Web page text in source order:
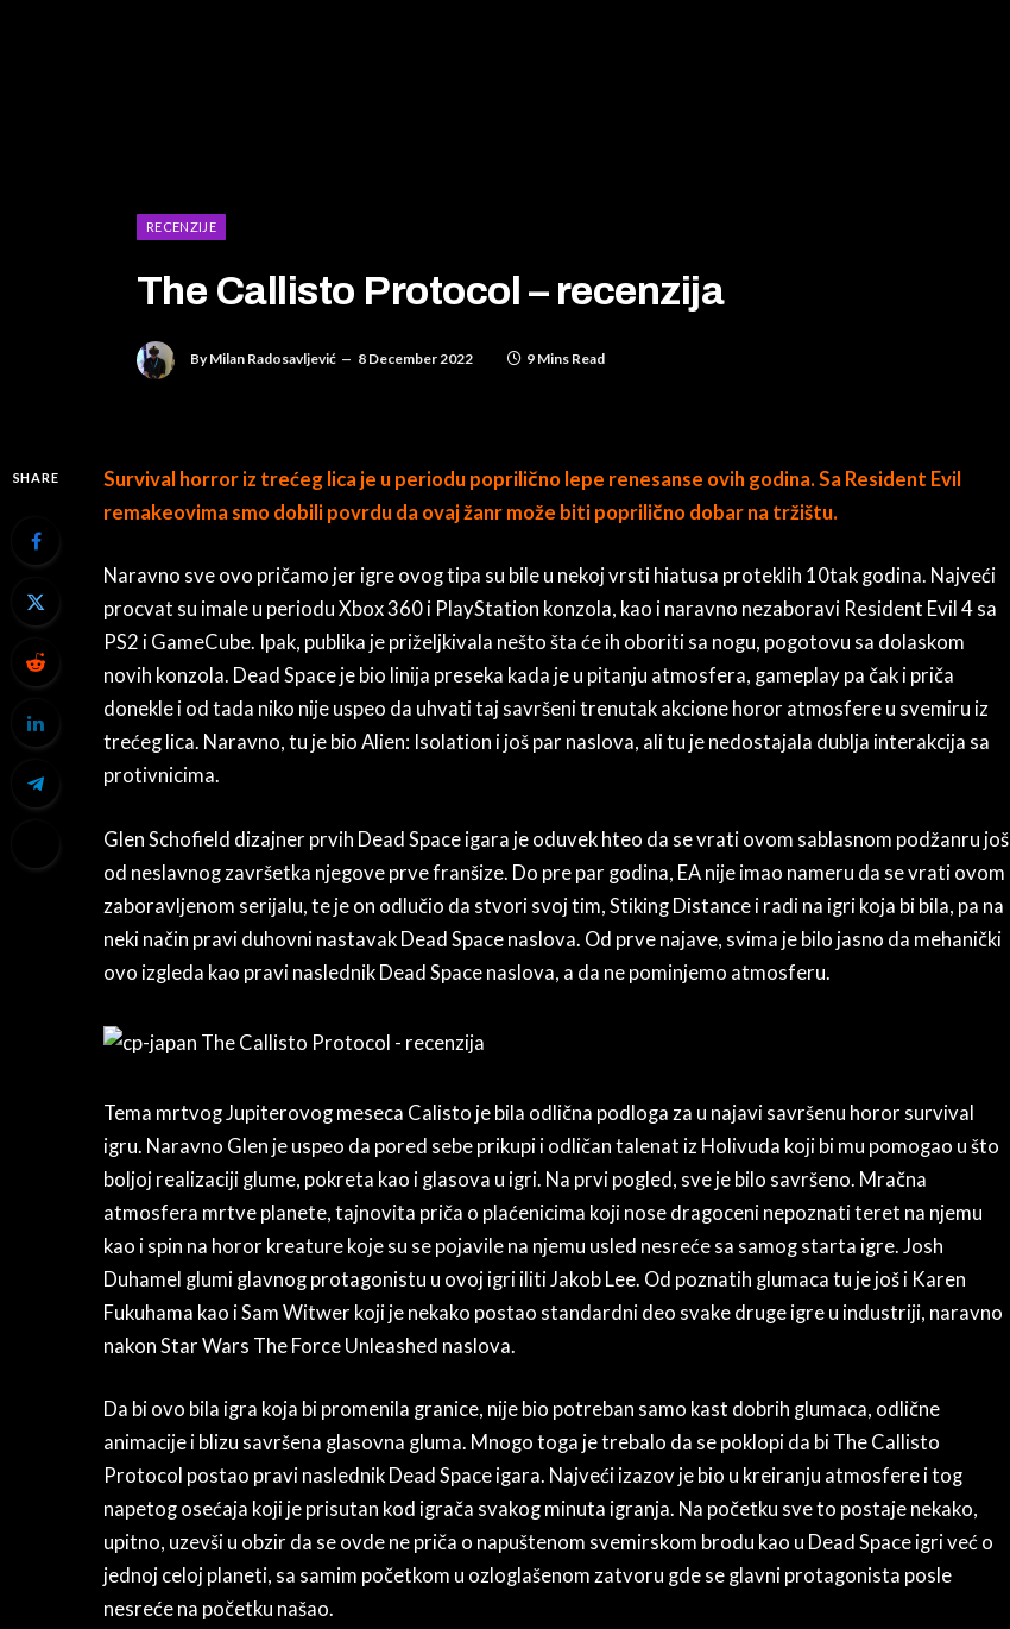
RECENZIJE
The Callisto Protocol – recenzija
By Milan Radosavljević 8 December 2022 9 Mins Read
SHARE
Survival horror iz trećeg lica je u periodu poprilično lepe renesanse ovih godina. Sa Resident Evil
remakeovima smo dobili povrdu da ovaj žanr može biti poprilično dobar na tržištu.
Naravno sve ovo pričamo jer igre ovog tipa su bile u nekoj vrsti hiatusa proteklih 10tak godina. Najveći
procvat su imale u periodu Xbox 360 i PlayStation konzola, kao i naravno nezaboravi Resident Evil 4 sa
PS2 i GameCube. Ipak, publika je priželjkivala nešto šta će ih oboriti sa nogu, pogotovu sa dolaskom
novih konzola. Dead Space je bio linija preseka kada je u pitanju atmosfera, gameplay pa čak i priča
donekle i od tada niko nije uspeo da uhvati taj savršeni trenutak akcione horor atmosfere u svemiru iz
trećeg lica. Naravno, tu je bio Alien: Isolation i još par naslova, ali tu je nedostajala dublja interakcija sa
protivnicima.
Glen Schofield dizajner prvih Dead Space igara je oduvek hteo da se vrati ovom sablasnom podžanru još
od neslavnog završetka njegove prve franšize. Do pre par godina, EA nije imao nameru da se vrati ovom
zaboravljenom serijalu, te je on odlučio da stvori svoj tim, Stiking Distance i radi na igri koja bi bila, pa na
neki način pravi duhovni nastavak Dead Space naslova. Od prve najave, svima je bilo jasno da mehanički
ovo izgleda kao pravi naslednik Dead Space naslova, a da ne pominjemo atmosferu.
Tema mrtvog Jupiterovog meseca Calisto je bila odlična podloga za u najavi savršenu horor survival
igru. Naravno Glen je uspeo da pored sebe prikupi i odličan talenat iz Holivuda koji bi mu pomogao u što
boljoj realizaciji glume, pokreta kao i glasova u igri. Na prvi pogled, sve je bilo savršeno. Mračna
atmosfera mrtve planete, tajnovita priča o plaćenicima koji nose dragoceni nepoznati teret na njemu
kao i spin na horor kreature koje su se pojavile na njemu usled nesreće sa samog starta igre. Josh
Duhamel glumi glavnog protagonistu u ovoj igri iliti Jakob Lee. Od poznatih glumaca tu je još i Karen
Fukuhama kao i Sam Witwer koji je nekako postao standardni deo svake druge igre u industriji, naravno
nakon Star Wars The Force Unleashed naslova.
Da bi ovo bila igra koja bi promenila granice, nije bio potreban samo kast dobrih glumaca, odlične
animacije i blizu savršena glasovna gluma. Mnogo toga je trebalo da se poklopi da bi The Callisto
Protocol postao pravi naslednik Dead Space igara. Najveći izazov je bio u kreiranju atmosfere i tog
napetog osećaja koji je prisutan kod igrača svakog minuta igranja. Na početku sve to postaje nekako,
upitno, uzevši u obzir da se ovde ne priča o napuštenom svemirskom brodu kao u Dead Space igri već o
jednoj celoj planeti, sa samim početkom u ozloglašenom zatvoru gde se glavni protagonista posle
nesreće na početku našao.